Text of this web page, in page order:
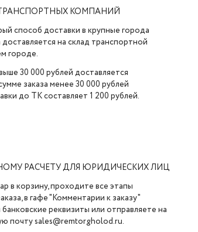
КОМПАНИЙ
способ доставки в крупные города
на склад транспортной
городе.
30 000 рублей доставляется
заказа менее 30 000 рублей
до ТК составляет 1 200 рублей.
РАСЧЕТУ ДЛЯ ЮРИДИЧЕСКИХ ЛИЦ
в корзину, проходите все этапы
в гафе "Комментарии к заказу"
реквизиты или отправляете на
почту sales@remtorgholod.ru.